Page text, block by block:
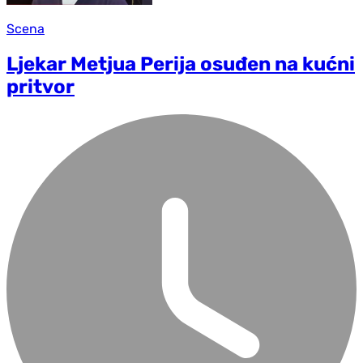
Scena
Ljekar Metjua Perija osuđen na kućni
pritvor